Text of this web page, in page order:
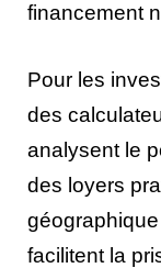
financement
Pour les
des
analysent le
des loyers
facilitent la